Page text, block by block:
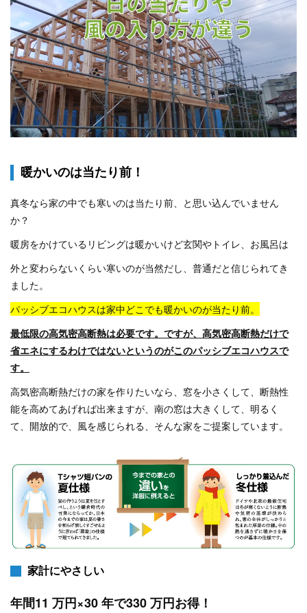
暖かいのは当たり前！
真冬なら家の中でも寒いのは当たり前、と思い込んでいません
か？
暖房をかけているリビングは暖かいけど玄関やトイレ、お風呂は
外と変わらないくらい寒いのが当然だし、普通だと信じられてき
ました。
パッシブエコハウスは家中どこでも暖かいのが当たり前。
最低限の高気密高断熱は必要です。ですが、高気密高断熱だけで
省エネにするわけではないというのがこのパッシブエコハウスで
す。
高気密高断熱だけの家を作りたいなら、窓を小さくして、断熱性
能を高めてあげれば出来ますが、南の窓は大きくして、明るく
て、開放的で、風を感じられる、そんな家をご提案しています。
家計にやさしい
年間11 万円×30 年で330 万円お得！